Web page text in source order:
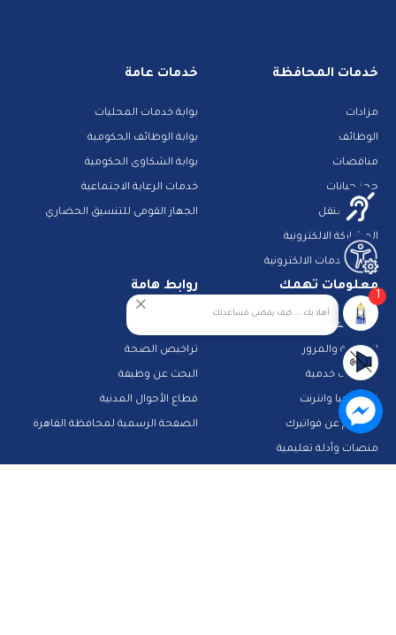
خدمات المحافظة
مزادات
الوظائف
مناقصات
حجز جبانات
خدمات النقل
المشاركة الالكترونية
دليل الخدمات الالكترونية
خدمات عامة
بوابة خدمات المحليات
بوابة الوظائف الحكومية
بوابة الشكاوى الحكومية
خدمات الرعاية الاجتماعية
الجهاز القومى للتنسيق الحضاري
معلومات تهمك
بنك المعرفة
الشرطة والمرور
تطبيقات خدمية
تكنولوجيا وانترنت
استعلم عن فواتيرك
منصات وأدلة تعليمية
روابط هامة
تراخيص الصحة
البحث عن وظيفة
قطاع الأحوال المدنية
الصفحة الرسمية لمحافظة القاهرة
أهلا بك ... كيف يمكننى مساعدتك
1